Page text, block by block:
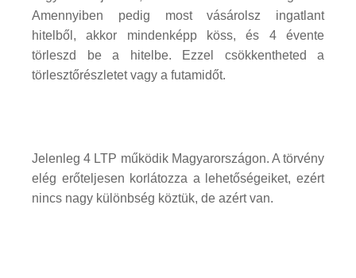
Amennyiben pedig most vásárolsz ingatlant
hitelből, akkor mindenképp köss, és 4 évente
törleszd be a hitelbe. Ezzel csökkentheted a
törlesztőrészletet vagy a futamidőt.
Jelenleg 4 LTP működik Magyarországon. A törvény
elég erőteljesen korlátozza a lehetőségeiket, ezért
nincs nagy különbség köztük, de azért van.